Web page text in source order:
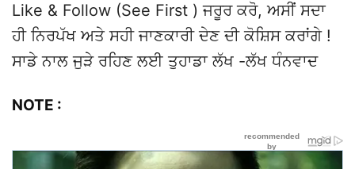
Like & Follow (See First ) ਜਰੂਰ ਕਰੋ, ਅਸੀਂ ਸਦਾ
ਹੀ ਨਿਰਪੱਖ ਅਤੇ ਸਹੀ ਜਾਣਕਾਰੀ ਦੇਣ ਦੀ ਕੋਸ਼ਿਸ ਕਰਾਂਗੇ !
ਸਾਡੇ ਨਾਲ ਜੁੜੇ ਰਹਿਣ ਲਈ ਤੁਹਾਡਾ ਲੱਖ -ਲੱਖ ਧੰਨਵਾਦ
NOTE :